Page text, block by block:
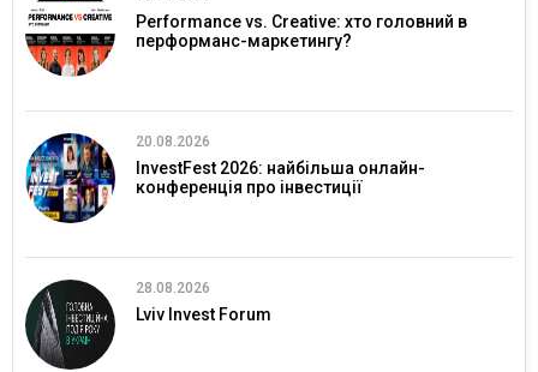
Performance vs. Creative: хто головний в
перформанс-маркетингу?
20.08.2026
InvestFest 2026: найбільша онлайн-
конференція про інвестиції
28.08.2026
Lviv Invest Forum